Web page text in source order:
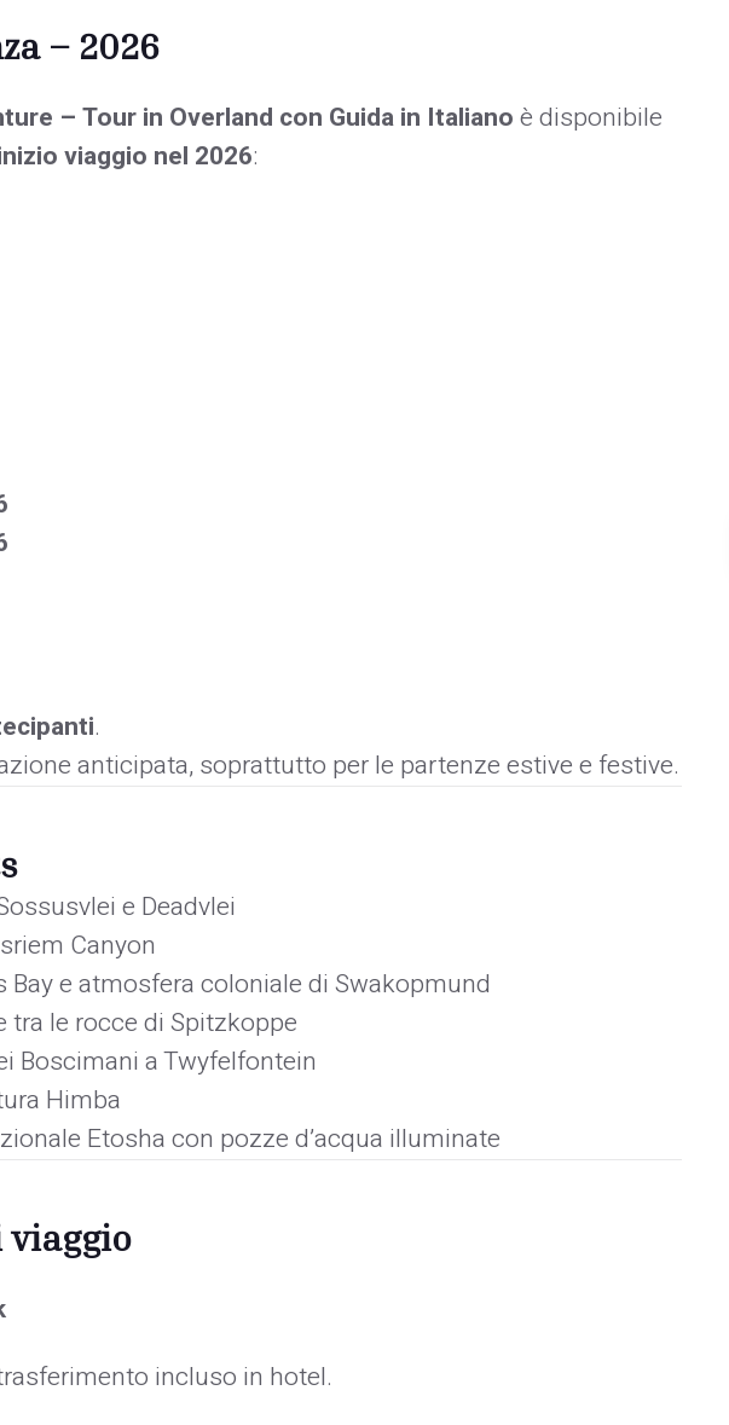
– 2026
– Tour in Overland con Guida in Italianoè disponibile
viaggio nel 2026:
.
anticipata, soprattutto per le partenze estive e festive.
e Deadvlei
Canyon
Bay e atmosfera coloniale di Swakopmund
le rocce di Spitzkoppe
Boscimani a Twyfelfontein
Himba
Etosha con pozze d’acqua illuminate
viaggio
incluso in hotel.